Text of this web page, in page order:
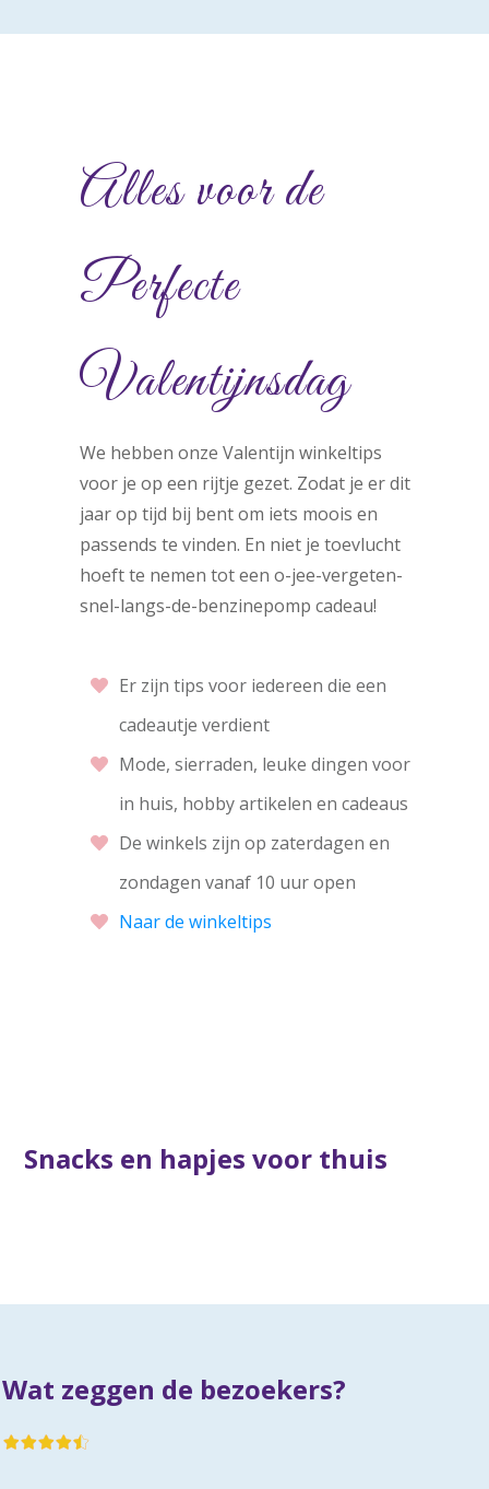
Alles voor de
Perfecte
Valentijnsdag
We hebben onze Valentijn winkeltips
voor je op een rijtje gezet. Zodat je er dit
jaar op tijd bij bent om iets moois en
passends te vinden. En niet je toevlucht
hoeft te nemen tot een o-jee-vergeten-
snel-langs-de-benzinepomp cadeau!
Er zijn tips voor iedereen die een
cadeautje verdient
Mode, sierraden, leuke dingen voor
in huis, hobby artikelen en cadeaus
De winkels zijn op zaterdagen en
zondagen vanaf 10 uur open
Naar de winkeltips
Snacks en hapjes voor thuis
Wat zeggen de bezoekers?